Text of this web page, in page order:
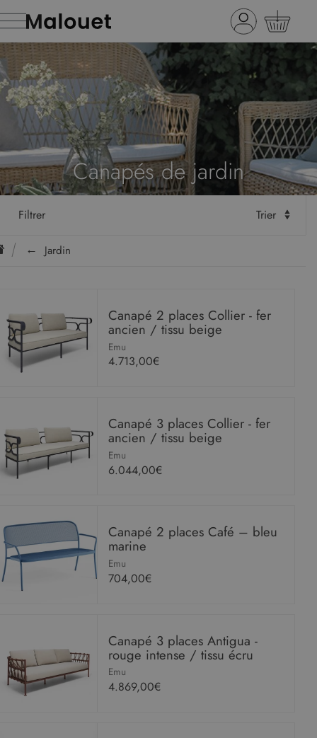
Canapés de jardin
Filtrer Trier
Jardin
Canapé 2 places Collier - fer
ancien / tissu beige
Emu
4.713,00€
Canapé 3 places Collier - fer
ancien / tissu beige
Emu
6.044,00€
Canapé 2 places Café – bleu
marine
Emu
704,00€
Canapé 3 places Antigua -
rouge intense / tissu écru
Emu
4.869,00€